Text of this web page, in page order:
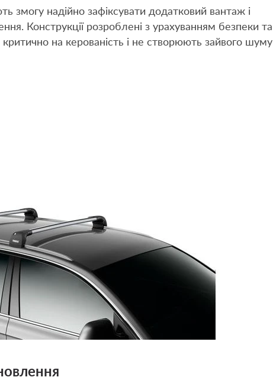
змогу надійно зафіксувати додатковий вантаж і
Конструкції розроблені з урахуванням безпеки та
на керованість і не створюють зайвого шуму